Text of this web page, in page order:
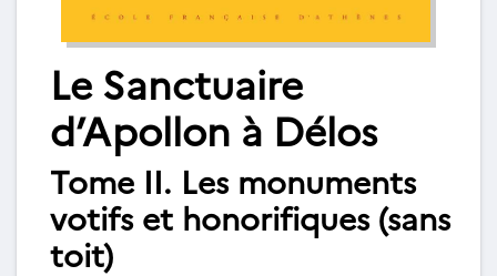
Le Sanctuaire
d’Apollon à Délos
Tome II. Les monuments
votifs et honorifiques (sans
toit)